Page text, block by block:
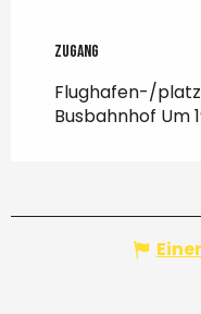
Zugang
Zugang
Flughafen-/platz
Busbahnhof Um